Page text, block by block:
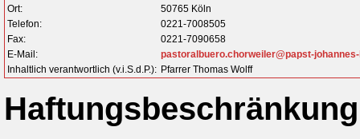
Ort:
50765 Köln
Telefon:
0221-7008505
Fax:
0221-7090658
E-Mail:
pastoralbuero.chorweiler@papst-
Inhaltlich verantwortlich (v.i.S.d.P.): Pfarrer Thomas Wolff
Haftungsbeschränkung